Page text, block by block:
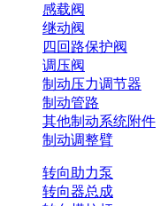
感载阀
继动阀
四回路保护阀
调压阀
制动压力调节器
制动管路
其他制动系统附件
制动调整臂
转向助力泵
转向器总成